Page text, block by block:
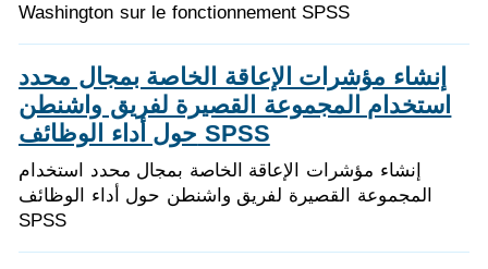
Washington sur le fonctionnement SPSS
إنشاء مؤشرات الإعاقة الخاصة بمجال محدد
استخدام المجموعة القصيرة لفريق واشنطن
حول أداء الوظائف SPSS
إنشاء مؤشرات الإعاقة الخاصة بمجال محدد استخدام
المجموعة القصيرة لفريق واشنطن حول أداء الوظائف
SPSS